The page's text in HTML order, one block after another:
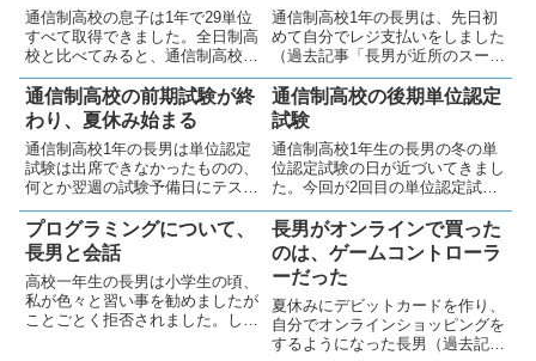
通信制高校の息子は1年で29単位
すべて取得できました。全日制高
校と比べてみると、通信制高校は
長男に向いている事が色々とあり
ました。
通信制高校1年の長男は、先日初
めて自分でレジ支払いをしました
（過去記事「長男が近所のスーパ
ーに行き、自分で支払いをす
る」）。少し前までは、ほぼ家か
ら出ることの無かった長男。自分
の部屋からもほとんど出てきませ
んでした。しかし、最近は妻が買
い物...
通信制高校の前期試験が終
わり、夏休み始まる
通信制高校1年の長男は単位認定
試験は出席できなかったものの、
何とか翌週の試験予備日にテスト
を受けてきました（過去記事「通
信制高校の単位認定試験の予備
日」）。無事試験を受けられたこ
とに安堵し、のんびりと生活をし
ていました。そして、9月になっ
た...
通信制高校の後期単位認定
試験
通信制高校1年生の長男の冬の単
位認定試験の日が近づいてきまし
た。今回が2回目の単位認定試験
です。通信制高校の単位認定試験
は、前期と後期の一年に2回実施
される学校が多いようです。夏の
前期試験は、当日朝「行きたくな
い」と言い、試験を受けません
で...
プログラミングについて、
長男と会話
高校一年生の長男は小学生の頃、
私が色々と習い事を勧めましたが
ことごとく拒否されました。しか
長男がオンラインで買った
のは、ゲームコントローラ
ーだった
夏休みにデビットカードを作り、
自分でオンラインショッピングを
するようになった長男（過去記事